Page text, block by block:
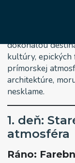
dokonalou
kultúry, epických
prímorskej
architektúre,
nesklame.
1. deň:
atmosféra
Ráno: